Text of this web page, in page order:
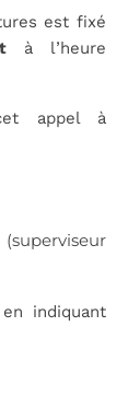
est fixé
à l’heure
appel à
en indiquant